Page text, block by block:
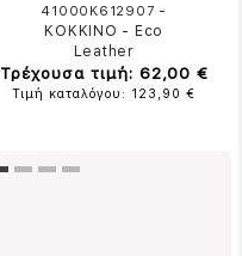
41000K612907 -
ΚΟΚΚΙΝΟ - Eco
Leather
Τρέχουσα τιμή: 62,00 €
Τιμή καταλόγου: 123,90 €